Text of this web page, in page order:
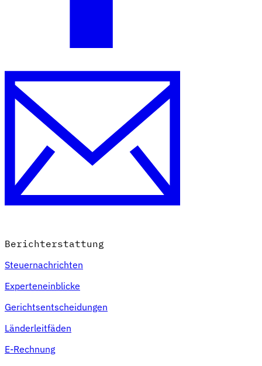
Berichterstattung
Steuernachrichten
Experteneinblicke
Gerichtsentscheidungen
Länderleitfäden
E-Rechnung